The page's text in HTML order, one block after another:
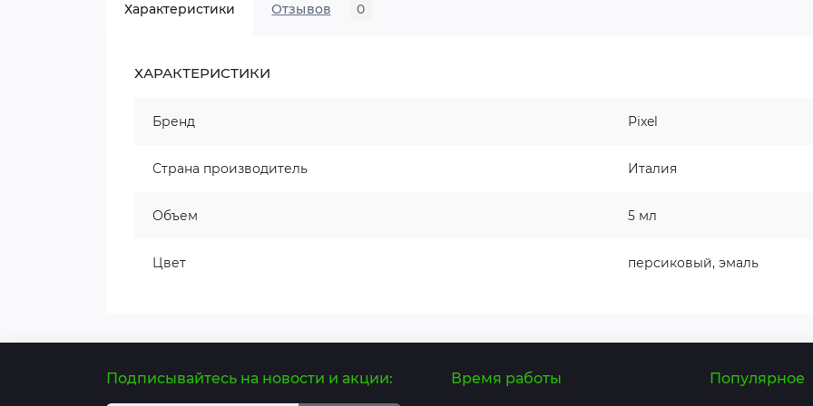
Характеристики Отзывов 0
ХАРАКТЕРИСТИКИ
Бренд Pixel
Страна производитель Италия
Объем 5 мл
Цвет персиковый, эмаль
Подписывайтесь на новости и акции: Время работы Популярное